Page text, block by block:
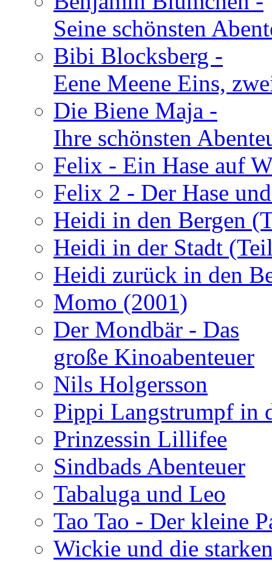
Seine schönsten
Bibi Blocksberg -
Eene Meene Eins,
Die Biene Maja -
Ihre schönsten
Felix - Ein Hase auf
Felix 2 - Der Hase
Heidi in den Bergen
Heidi in der Stadt
Heidi zurück in den
Momo (2001)
Der Mondbär - Das
große Kinoabenteuer
Nils Holgersson
Pippi Langstrumpf in
Prinzessin Lillifee
Sindbads Abenteuer
Tabaluga und Leo
Tao Tao - Der kleine
Wickie und die